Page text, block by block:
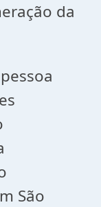
da
São